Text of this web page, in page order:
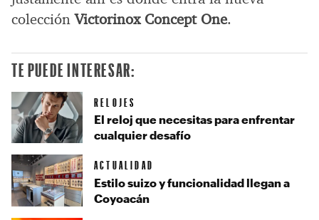
colecciónVictorinox Concept One.
TE PUEDE INTERESAR:
RELOJES
El reloj que necesitas para enfrentar
cualquier desafío
ACTUALIDAD
Estilo suizo y funcionalidad llegan a
Coyoacán